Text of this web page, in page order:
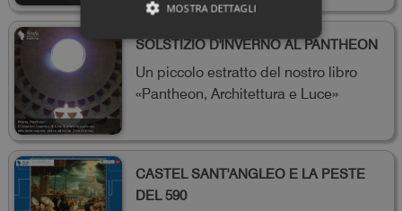
SOLSTIZIO D'INVERNO AL PANTHEON
Un piccolo estratto del nostro libro
«Pantheon, Architettura e Luce»
CASTEL SANT'ANGLEO E LA PESTE
DEL 590
MOSTRA DETTAGLI